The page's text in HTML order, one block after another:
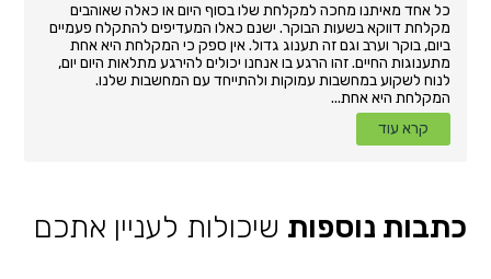
כל אחד מאיתנו מחכה למקלחת שלו בסוף היום או כאלה שאוהבים
מקלחת דווקא בשעות הבוקר. ישנם כאלו המעדיפים להתקלח פעמיים
ביום, בוקר וערב וגם זה תענוג גדול. אין ספק כי המקלחת היא אחת
מתענוגות החיים. זהו הרגע בו אנחנו יכולים להירגע מתלאות היום יום,
לנוח לשקוע במחשבות עמוקות ולהתייחד עם המחשבות שלנו.
המקלחת היא אחת...
קרא עוד
כתבות נוספות שיכולות לעניין אתכם